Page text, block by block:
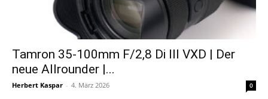
Tamron 35-100mm F/2,8 Di III VXD | Der
neue Allrounder |...
Herbert Kaspar - 4. März 2026 0